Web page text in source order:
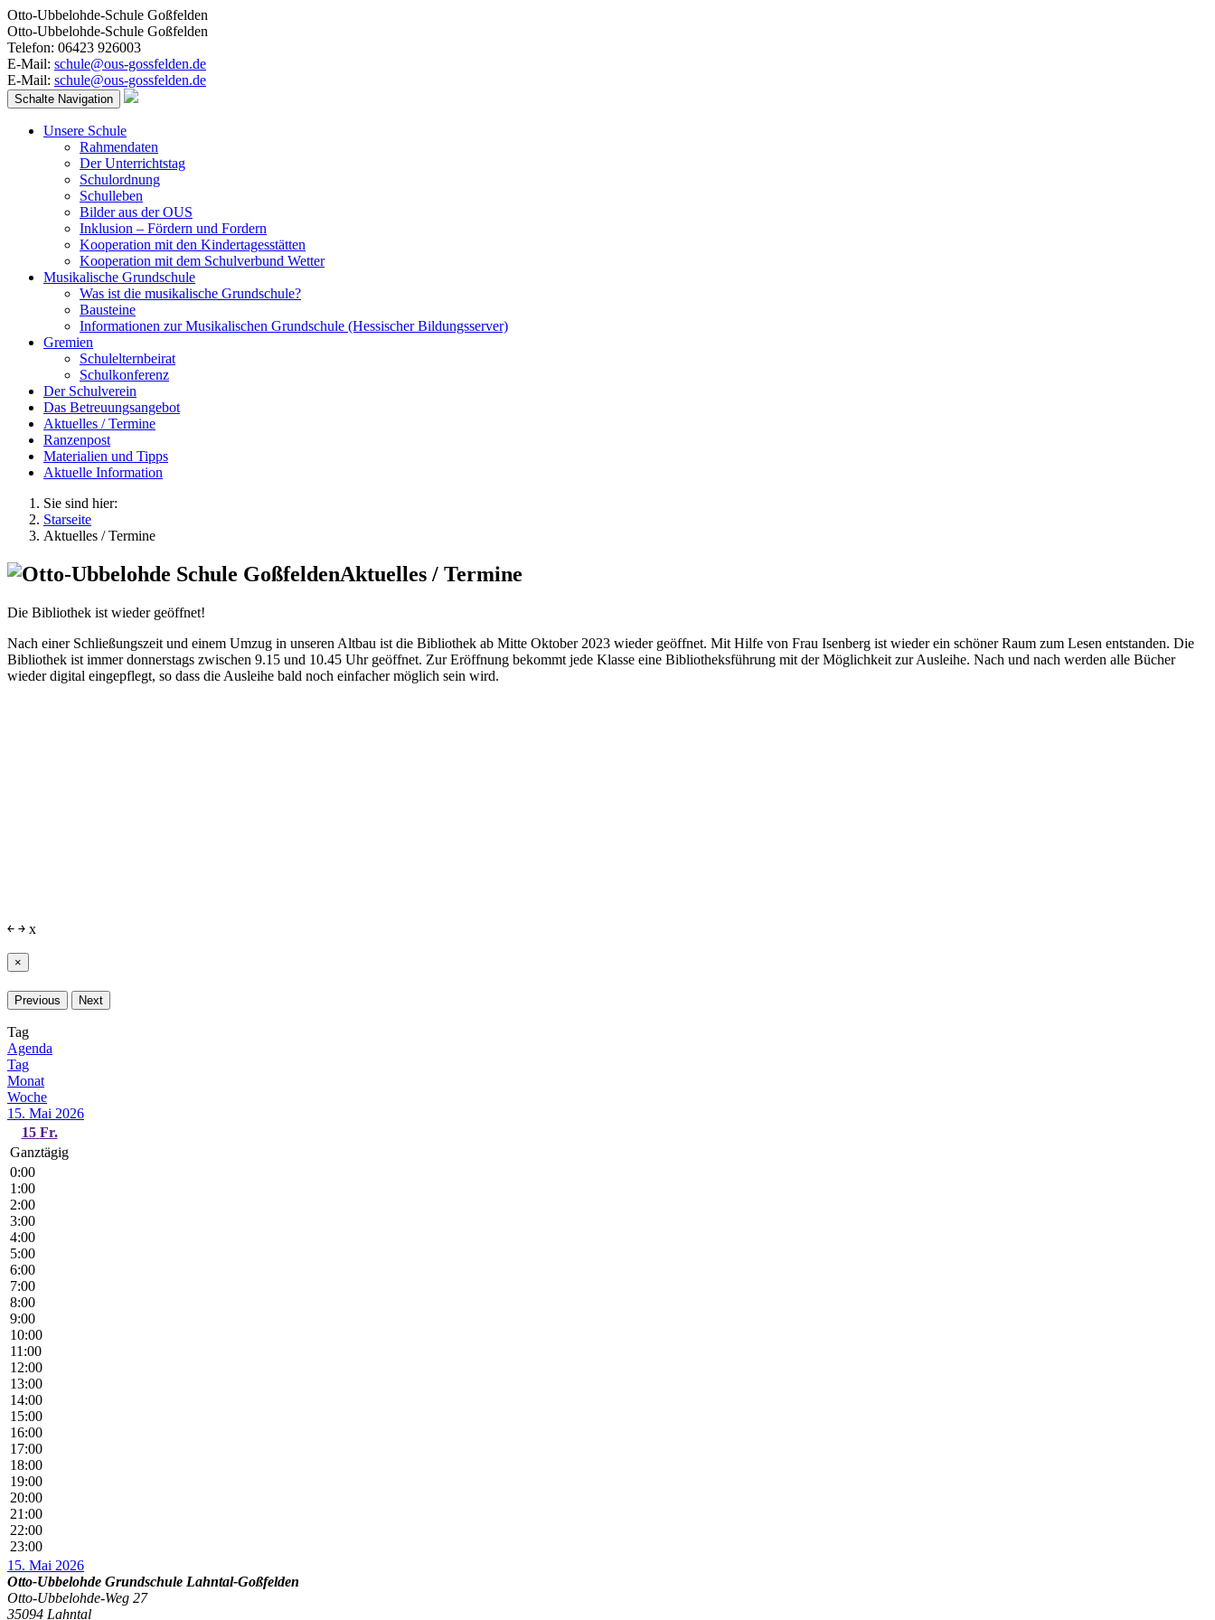
Otto-Ubbelohde-Schule Goßfelden
Otto-Ubbelohde-Schule Goßfelden
Telefon: 06423 926003
E-Mail: schule@ous-gossfelden.de
E-Mail: schule@ous-gossfelden.de
Schalte Navigation
Unsere Schule
Rahmendaten
Der Unterrichtstag
Schulordnung
Schulleben
Bilder aus der OUS
Inklusion – Fördern und Fordern
Kooperation mit den Kindertagesstätten
Kooperation mit dem Schulverbund Wetter
Musikalische Grundschule
Was ist die musikalische Grundschule?
Bausteine
Informationen zur Musikalischen Grundschule (Hessischer Bildungsserver)
Gremien
Schulelternbeirat
Schulkonferenz
Der Schulverein
Das Betreuungsangebot
Aktuelles / Termine
Ranzenpost
Materialien und Tipps
Aktuelle Information
Sie sind hier:
Starseite
Aktuelles / Termine
Aktuelles / Termine
Die Bibliothek ist wieder geöffnet!
Nach einer Schließungszeit und einem Umzug in unseren Altbau ist die Bibliothek ab Mitte Oktober 2023 wieder geöffnet. Mit Hilfe von Frau Isenberg ist wieder ein schöner Raum zum Lesen entstanden. Die
Bibliothek ist immer donnerstags zwischen 9.15 und 10.45 Uhr geöffnet. Zur Eröffnung bekommt jede Klasse eine Bibliotheksführung mit der Möglichkeit zur Ausleihe. Nach und nach werden alle Bücher
wieder digital eingepflegt, so dass die Ausleihe bald noch einfacher möglich sein wird.
￩ ￫ x
×
Previous Next
Tag
Agenda
Tag
Monat
Woche
15. Mai 2026
15 Fr.
Ganztägig
0:00
1:00
2:00
3:00
4:00
5:00
6:00
7:00
8:00
9:00
10:00
11:00
12:00
13:00
14:00
15:00
16:00
17:00
18:00
19:00
20:00
21:00
22:00
23:00
15. Mai 2026
Otto-Ubbelohde Grundschule Lahntal-Goßfelden
Otto-Ubbelohde-Weg 27
35094 Lahntal